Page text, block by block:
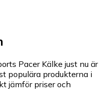
Pacer Kälke just nu är
populära produkterna i
jämför priser och